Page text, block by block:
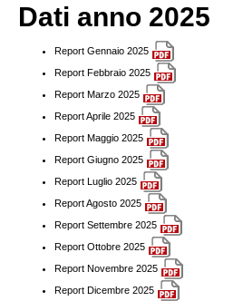
Dati anno 2025
Report Gennaio 2025
Report Febbraio 2025
Report Marzo 2025
Report Aprile 2025
Report Maggio 2025
Report Giugno 2025
Report Luglio 2025
Report Agosto 2025
Report Settembre 2025
Report Ottobre 2025
Report Novembre 2025
Report Dicembre 2025